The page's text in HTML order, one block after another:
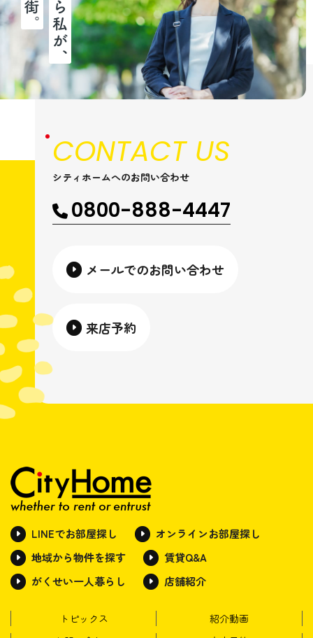
CONTACT US
シティホームへのお問い合わせ
0800-888-4447
メールでのお問い合わせ
来店予約
LINEでお部屋探し
オンラインお部屋探し
地域から物件を探す
賃貸Q&A
がくせい一人暮らし
店舗紹介
トピックス
紹介動画